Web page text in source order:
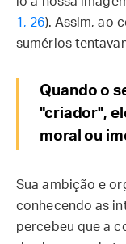
1, 26). Assim, ao
sumérios
Quando o
"criador",
moral ou
Sua ambição e
conhecendo as
percebeu que a